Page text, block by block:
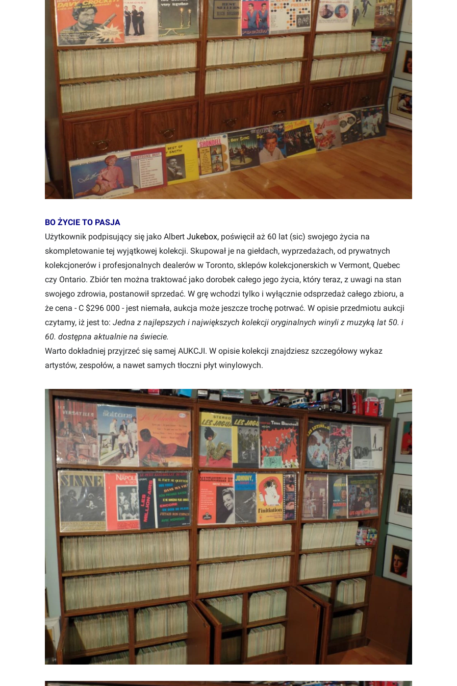
BO ŻYCIE TO PASJA
Użytkownik podpisujący się jako Albert Jukebox, poświęcił aż 60 lat (sic) swojego życia na
skompletowanie tej wyjątkowej kolekcji. Skupował je na giełdach, wyprzedażach, od prywatnych
kolekcjonerów i profesjonalnych dealerów w Toronto, sklepów kolekcjonerskich w Vermont, Quebec
czy Ontario. Zbiór ten można traktować jako dorobek całego jego życia, który teraz, z uwagi na stan
swojego zdrowia, postanowił sprzedać. W grę wchodzi tylko i wyłącznie odsprzedaż całego zbioru, a
że cena - C $296 000 - jest niemała, aukcja może jeszcze trochę potrwać. W opisie przedmiotu aukcji
czytamy, iż jest to: Jedna z najlepszych i największych kolekcji oryginalnych winyli z muzyką lat 50. i
60. dostępna aktualnie na świecie.
Warto dokładniej przyjrzeć się samej AUKCJI. W opisie kolekcji znajdziesz szczegółowy wykaz
artystów, zespołów, a nawet samych tłoczni płyt winylowych.